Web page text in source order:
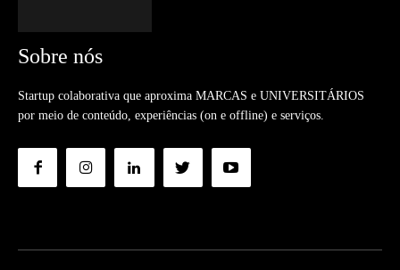
Sobre nós
Startup colaborativa que aproxima MARCAS e UNIVERSITÁRIOS
por meio de conteúdo, experiências (on e offline) e serviços.